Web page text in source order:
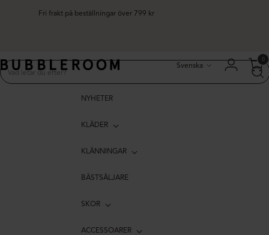
Fri frakt på beställningar över 799 kr
Svenska
0
NYHETER
KLÄDER
KLÄNNINGAR
BÄSTSÄLJARE
SKOR
ACCESSOARER